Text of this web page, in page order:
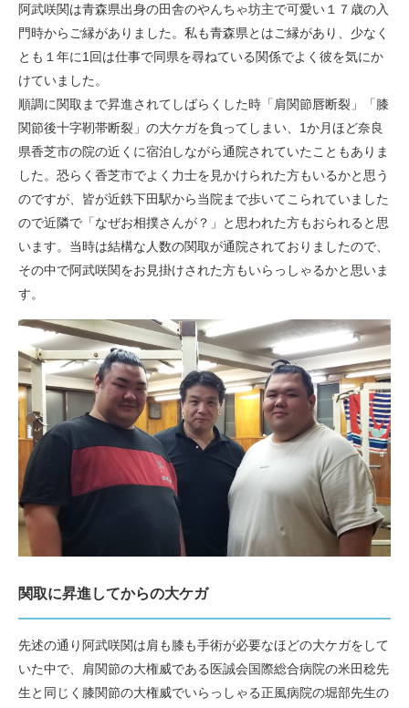
阿武咲関は青森県出身の田舎のやんちゃ坊主で可愛い１７歳の入
門時からご縁がありました。私も青森県とはご縁があり、少なく
とも１年に1回は仕事で同県を尋ねている関係でよく彼を気にか
けていました。
順調に関取まで昇進されてしばらくした時「肩関節唇断裂」「膝
関節後十字靭帯断裂」の大ケガを負ってしまい、1か月ほど奈良
県香芝市の院の近くに宿泊しながら通院されていたこともありま
した。恐らく香芝市でよく力士を見かけられた方もいるかと思う
のですが、皆が近鉄下田駅から当院まで歩いてこられていました
ので近隣で「なぜお相撲さんが？」と思われた方もおられると思
います。当時は結構な人数の関取が通院されておりましたので、
その中で阿武咲関をお見掛けされた方もいらっしゃるかと思いま
す。
関取に昇進してからの大ケガ
先述の通り阿武咲関は肩も膝も手術が必要なほどの大ケガをして
いた中で、肩関節の大権威である医誠会国際総合病院の米田稔先
生と同じく膝関節の大権威でいらっしゃる正風病院の堀部先生の